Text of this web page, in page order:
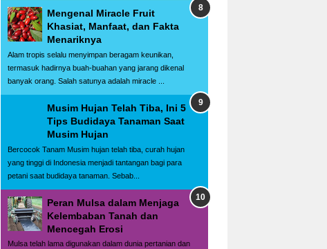
Mengenal Miracle Fruit
Khasiat, Manfaat, dan Fakta
Menariknya
Alam tropis selalu menyimpan beragam keunikan,
termasuk hadirnya buah-buahan yang jarang dikenal
banyak orang. Salah satunya adalah miracle ...
Musim Hujan Telah Tiba, Ini 5
Tips Budidaya Tanaman Saat
Musim Hujan
Bercocok Tanam Musim hujan telah tiba, curah hujan
yang tinggi di Indonesia menjadi tantangan bagi para
petani saat budidaya tanaman. Sebab...
Peran Mulsa dalam Menjaga
Kelembaban Tanah dan
Mencegah Erosi
Mulsa telah lama digunakan dalam dunia pertanian dan